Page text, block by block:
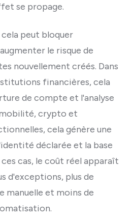
se propage.
peut bloquer
le risque de
nouvellement créés. Dans
financières, cela
de compte et l'analyse
crypto et
cela génère une
déclarée et la base
cas, le coût réel apparaît
d'exceptions, plus de
manuelle et moins de